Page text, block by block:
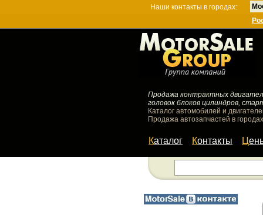
Наши контакты в городах:
Продажа контрактных
головок блоков цилиндров,
Каталог автомобилей и
Продажа автозапчастей в
Каталог Контакты